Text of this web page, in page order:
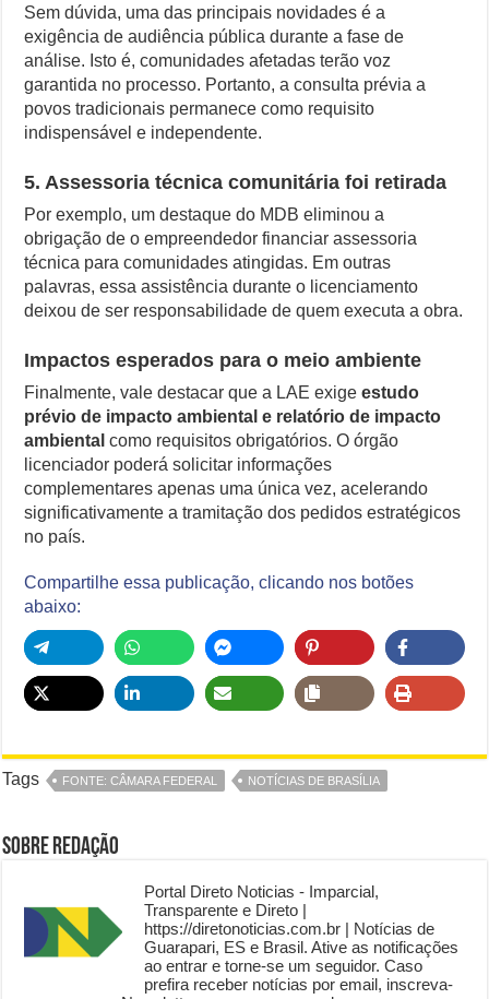
Sem dúvida, uma das principais novidades é a
exigência de audiência pública durante a fase de
análise. Isto é, comunidades afetadas terão voz
garantida no processo. Portanto, a consulta prévia a
povos tradicionais permanece como requisito
indispensável e independente.
5. Assessoria técnica comunitária foi retirada
Por exemplo, um destaque do MDB eliminou a
obrigação de o empreendedor financiar assessoria
técnica para comunidades atingidas. Em outras
palavras, essa assistência durante o licenciamento
deixou de ser responsabilidade de quem executa a obra.
Impactos esperados para o meio ambiente
Finalmente, vale destacar que a LAE exigeestudo
prévio de impacto ambiental e relatório de impacto
ambiental como requisitos obrigatórios. O órgão
licenciador poderá solicitar informações
complementares apenas uma única vez, acelerando
significativamente a tramitação dos pedidos estratégicos
no país.
Compartilhe essa publicação, clicando nos botões
abaixo:
Tags FONTE: CÂMARA FEDERAL NOTÍCIAS DE BRASÍLIA
Sobre Redação
Portal Direto Noticias - Imparcial,
Transparente e Direto |
https://diretonoticias.com.br | Notícias de
Guarapari, ES e Brasil. Ative as notificações
ao entrar e torne-se um seguidor. Caso
prefira receber notícias por email, inscreva-